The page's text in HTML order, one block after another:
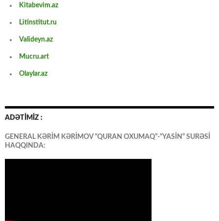
Kitabevim.az
Litinstitut.ru
Valideyn.az
Mucru.art
Olaylar.az
ADƏTİMİZ :
GENERAL KƏRİM KƏRİMOV “QURAN OXUMAQ”-“YASİN” SURƏSİ
HAQQINDA: